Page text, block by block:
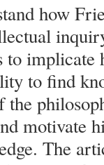
how
implicate
to find
motivate
The